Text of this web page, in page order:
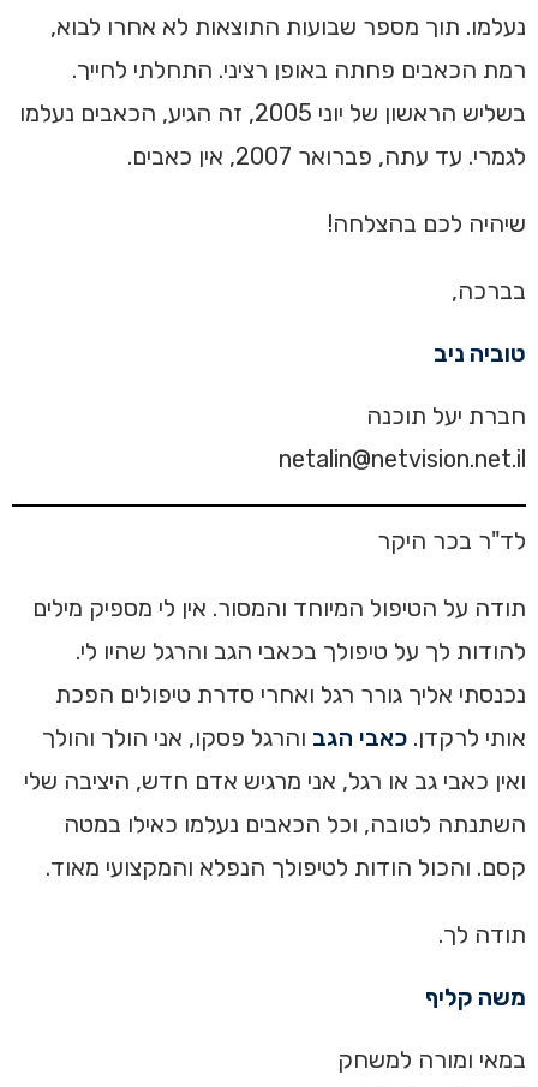
נעלמו. תוך מספר שבועות התוצאות לא אחרו לבוא,
רמת הכאבים פחתה באופן רציני. התחלתי לחייך.
בשליש הראשון של יוני 2005, זה הגיע, הכאבים נעלמו
לגמרי. עד עתה, פברואר 2007, אין כאבים.
שיהיה לכם בהצלחה!
בברכה,
טוביה ניב
חברת יעל תוכנה
netalin@netvision.net.il
לד"ר בכר היקר
תודה על הטיפול המיוחד והמסור. אין לי מספיק מילים
להודות לך על טיפולך בכאבי הגב והרגל שהיו לי.
נכנסתי אליך גורר רגל ואחרי סדרת טיפולים הפכת
אותי לרקדן. כאבי הגב והרגל פסקו, אני הולך והולך
ואין כאבי גב או רגל, אני מרגיש אדם חדש, היציבה שלי
השתנתה לטובה, וכל הכאבים נעלמו כאילו במטה
קסם. והכול הודות לטיפולך הנפלא והמקצועי מאוד.
תודה לך.
משה קליף
במאי ומורה למשחק